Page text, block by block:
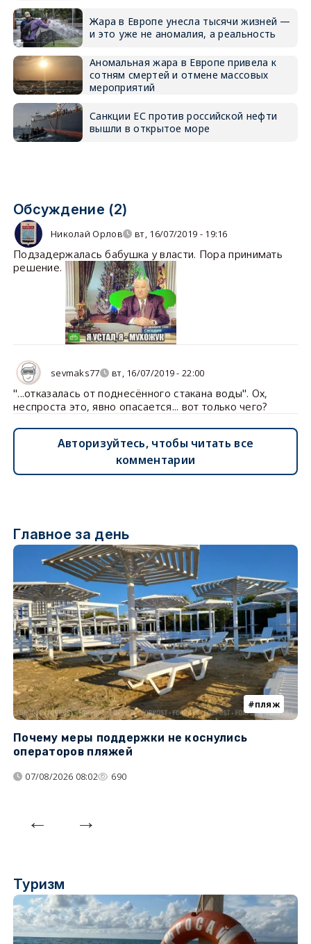
Жара в Европе унесла тысячи жизней —
и это уже не аномалия, а реальность
Аномальная жара в Европе привела к
сотням смертей и отмене массовых
мероприятий
Санкции ЕС против российской нефти
вышли в открытое море
Обсуждение (2)
Николай Орлов вт, 16/07/2019 - 19:16
Подзадержалась бабушка у власти. Пора принимать
решение.
sevmaks77 вт, 16/07/2019 - 22:00
"...отказалась от поднесённого стакана воды". Ох,
неспроста это, явно опасается... вот только чего?
Авторизуйтесь, чтобы читать все
комментарии
Главное за день
пляж
Почему меры поддержки не коснулись
операторов пляжей
07/08/2026 08:02 690
Туризм